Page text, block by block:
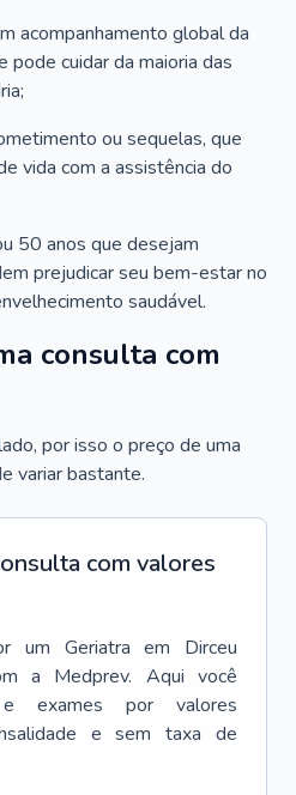
acompanhamento global da
pode cuidar da maioria das
ou sequelas, que
vida com a assistência do
50 anos que desejam
prejudicar seu bem-estar no
saudável.
consulta com
por isso o preço de uma
variar bastante.
com valores
um Geriatra em
Dirceu
a Medprev. Aqui você
e exames por valores
e sem taxa de